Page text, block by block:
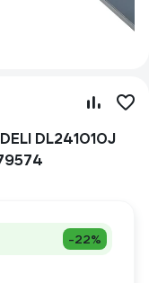
DL241010J
-22%